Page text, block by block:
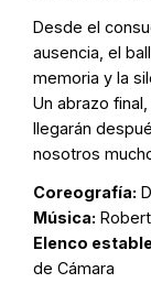
Desde el
ausencia, el
memoria y la
Un abrazo
llegarán
nosotros
Coreografía:
Música:
Elenco
de Cámara